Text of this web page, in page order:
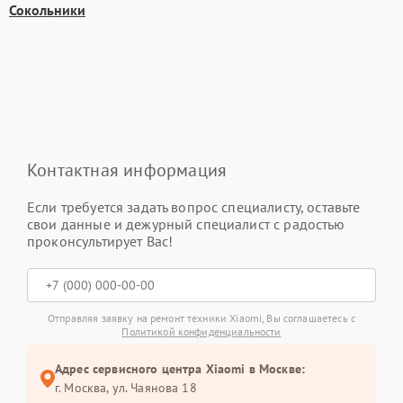
Сокольники
Контактная информация
Если требуется задать вопрос специалисту, оставьте
свои данные и дежурный специалист с радостью
проконсультирует Вас!
Отправляя заявку на ремонт техники Xiaomi, Вы соглашаетесь с
Политикой конфиденциальности
Адрес сервисного центра Xiaomi в Москве:
г. Москва, ул. Чаянова 18